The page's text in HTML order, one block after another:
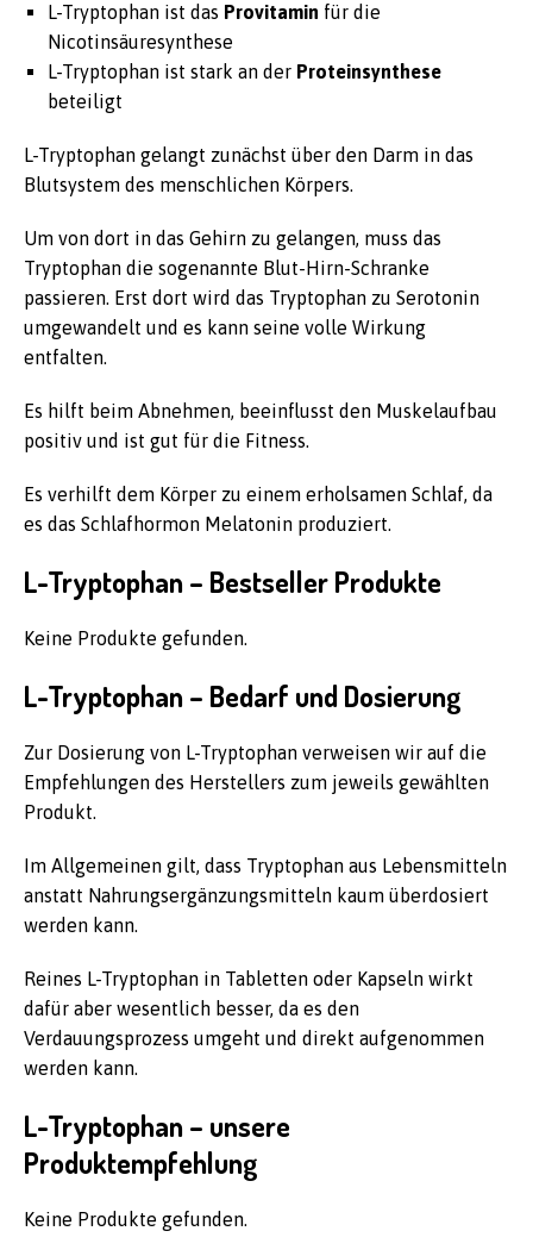
L-Tryptophan ist das Provitamin für die
Nicotinsäuresynthese
L-Tryptophan ist stark an der Proteinsynthese
beteiligt
L-Tryptophan gelangt zunächst über den Darm in das
Blutsystem des menschlichen Körpers.
Um von dort in das Gehirn zu gelangen, muss das
Tryptophan die sogenannte Blut-Hirn-Schranke
passieren. Erst dort wird das Tryptophan zu Serotonin
umgewandelt und es kann seine volle Wirkung
entfalten.
Es hilft beim Abnehmen, beeinflusst den Muskelaufbau
positiv und ist gut für die Fitness.
Es verhilft dem Körper zu einem erholsamen Schlaf, da
es das Schlafhormon Melatonin produziert.
L-Tryptophan – Bestseller Produkte
Keine Produkte gefunden.
L-Tryptophan – Bedarf und Dosierung
Zur Dosierung von L-Tryptophan verweisen wir auf die
Empfehlungen des Herstellers zum jeweils gewählten
Produkt.
Im Allgemeinen gilt, dass Tryptophan aus Lebensmitteln
anstatt Nahrungsergänzungsmitteln kaum überdosiert
werden kann.
Reines L-Tryptophan in Tabletten oder Kapseln wirkt
dafür aber wesentlich besser, da es den
Verdauungsprozess umgeht und direkt aufgenommen
werden kann.
L-Tryptophan – unsere
Produktempfehlung
Keine Produkte gefunden.